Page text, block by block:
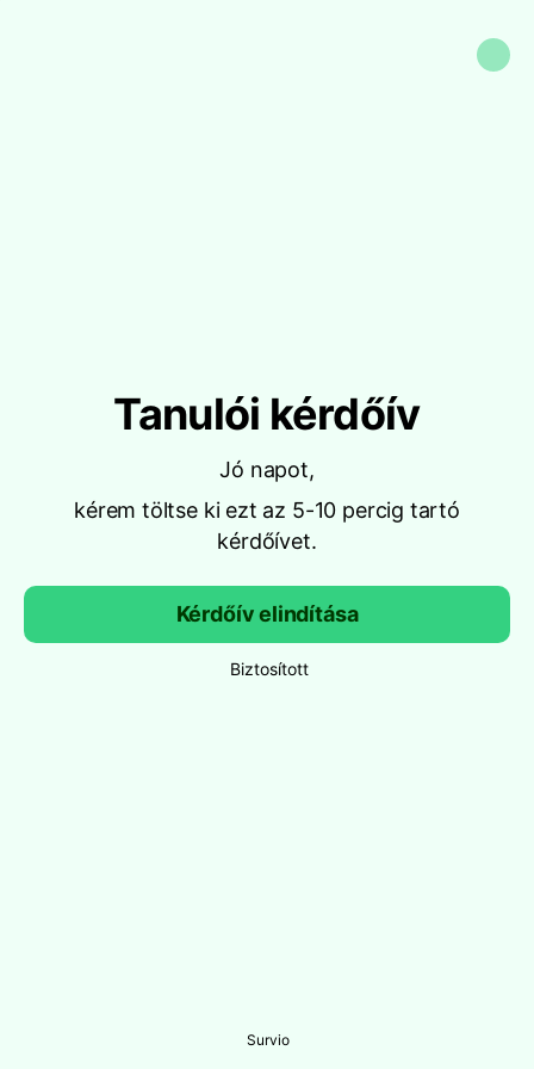
Tanulói kérdőív
Jó napot,
kérem töltse ki ezt az 5-10 percig tartó
kérdőívet.
Kérdőív elindítása
Biztosított
Survio